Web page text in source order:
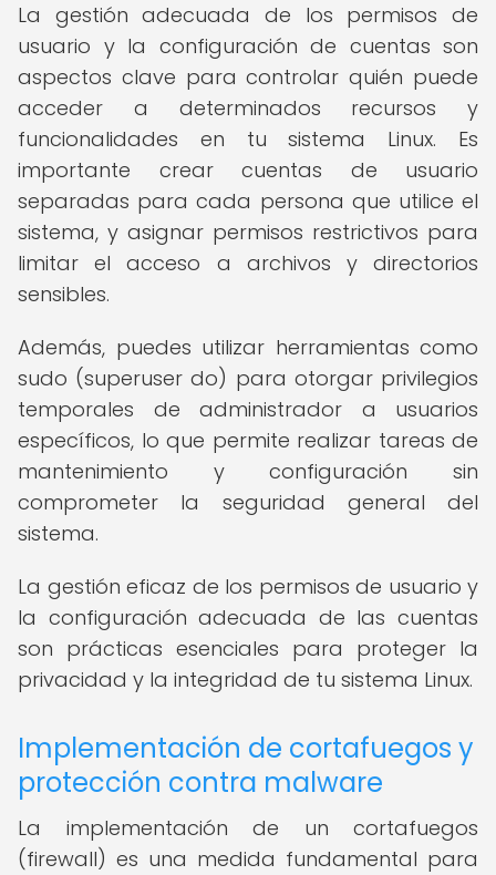
La gestión adecuada de los permisos de
usuario y la configuración de cuentas son
aspectos clave para controlar quién puede
acceder a determinados recursos y
funcionalidades en tu sistema Linux. Es
importante crear cuentas de usuario
separadas para cada persona que utilice el
sistema, y asignar permisos restrictivos para
limitar el acceso a archivos y directorios
sensibles.
Además, puedes utilizar herramientas como
sudo (superuser do) para otorgar privilegios
temporales de administrador a usuarios
específicos, lo que permite realizar tareas de
mantenimiento y configuración sin
comprometer la seguridad general del
sistema.
La gestión eficaz de los permisos de usuario y
la configuración adecuada de las cuentas
son prácticas esenciales para proteger la
privacidad y la integridad de tu sistema Linux.
Implementación de cortafuegos y
protección contra malware
La implementación de un cortafuegos
(firewall) es una medida fundamental para